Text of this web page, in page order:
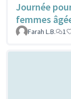
Journée
femmes
Farah L.B.
1